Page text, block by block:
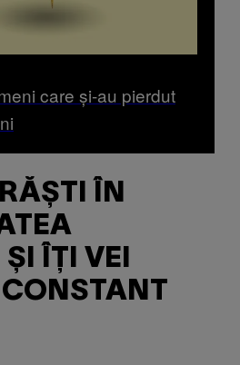
care și-au pierdut
ÎN
ÎȚI VEI
CONSTANT